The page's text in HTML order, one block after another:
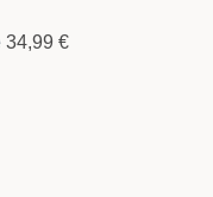
34,99 €